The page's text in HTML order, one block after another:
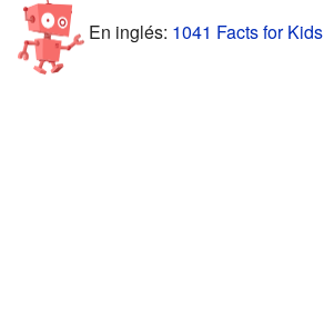
En inglés: 1041 Facts for Kids